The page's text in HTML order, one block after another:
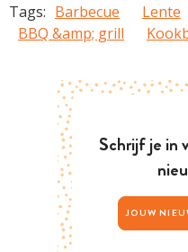
Tags: Barbecue Lente
BBQ &amp; grill
Schrijf je in